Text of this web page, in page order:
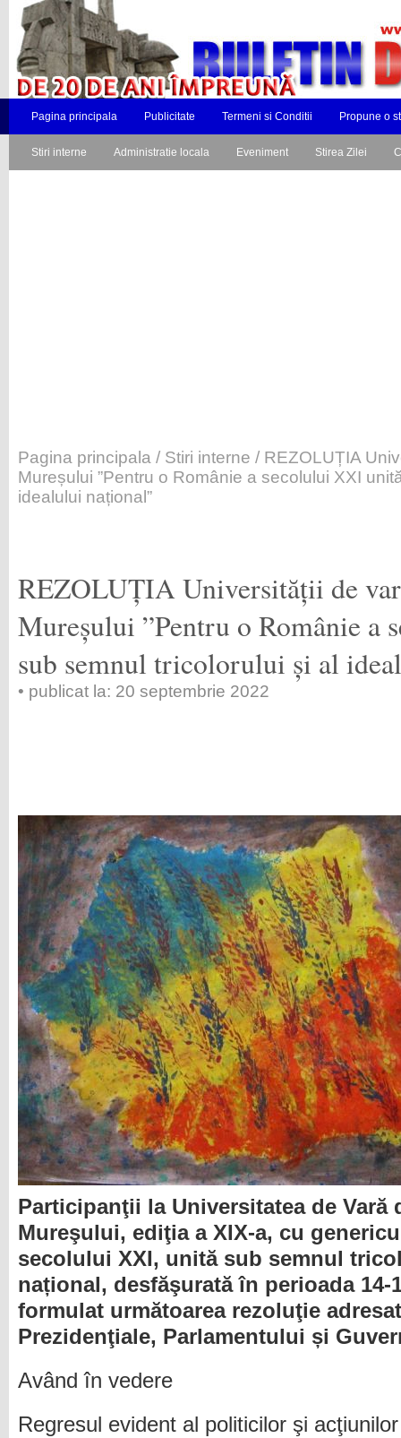
Pagina principala Publicitate Termeni si Conditii Propune o
Stiri interne Administratie locala Eveniment Stirea Zilei
Pagina principala / Stiri interne / REZOLUȚIA
Mureșului ”Pentru o Românie a secolului XXI
idealului național”
REZOLUȚIA Universității de
Mureșului ”Pentru o Românie
sub semnul tricolorului și al
• publicat la: 20 septembrie 2022
Participanţii la Universitatea de Vară
Mureşului, ediţia a XIX-a, cu
secolului XXI, unită sub semnul
național, desfăşurată în perioada 14-
formulat următoarea rezoluţie
Prezidenţiale, Parlamentului și
Având în vedere
Regresul evident al politicilor şi